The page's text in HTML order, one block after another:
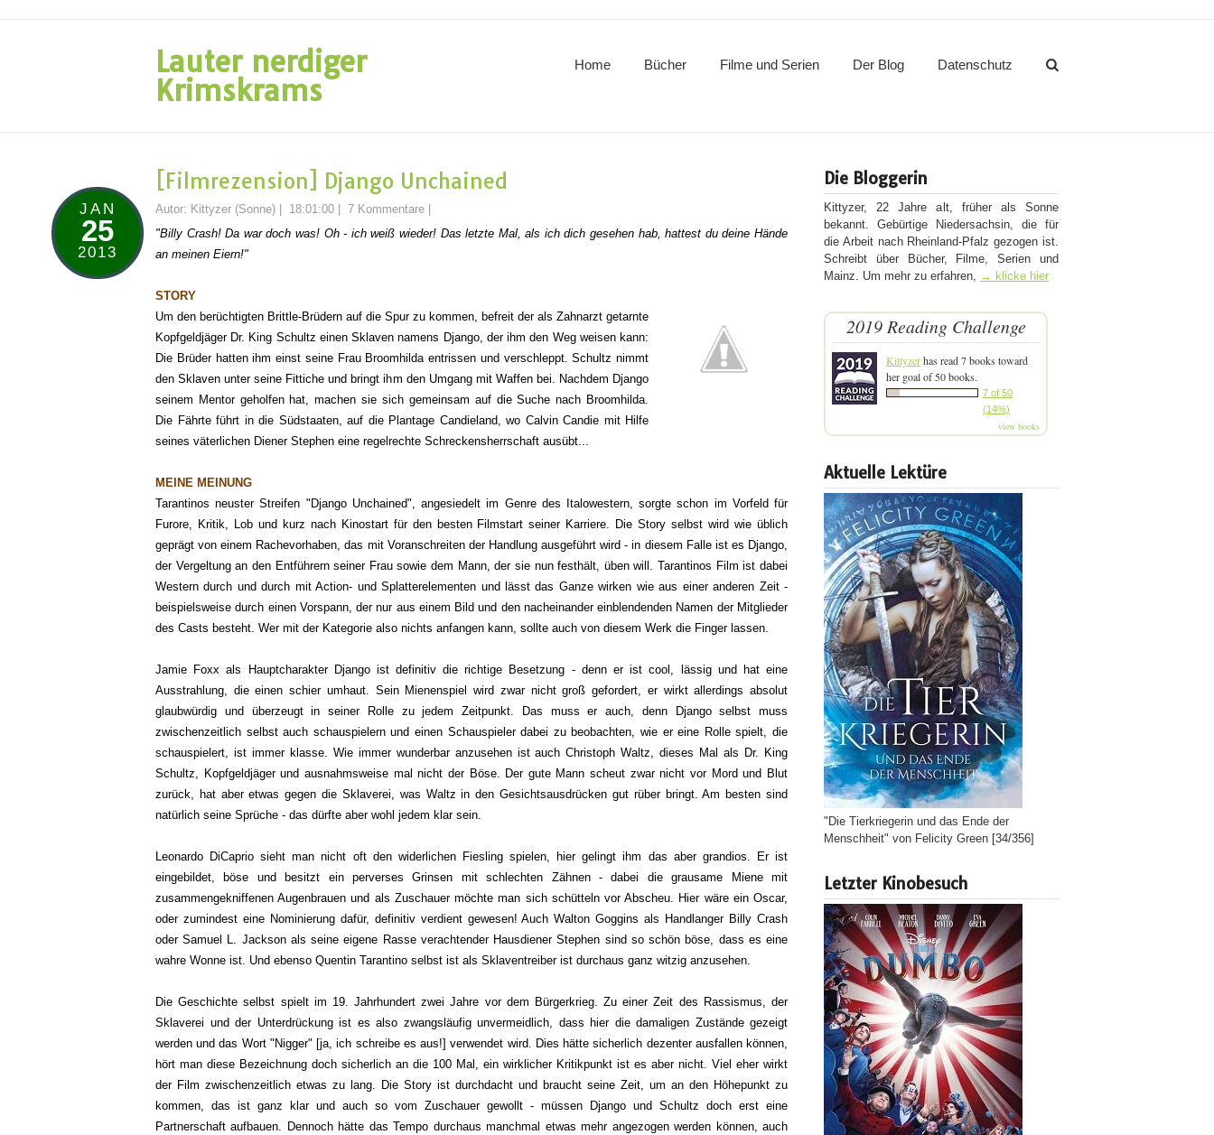
Lauter nerdiger
Krimskrams
Home Bücher Filme und Serien Der Blog Datenschutz
JAN
25
2013
[Filmrezension] Django Unchained
Autor: Kittyzer (Sonne) 18:01:00 7 Kommentare
"Billy Crash! Da war doch was! Oh - ich weiß wieder! Das letzte Mal, als ich dich gesehen hab, hattest du deine Hände
an meinen Eiern!"
STORY
Um den berüchtigten Brittle-Brüdern auf die Spur zu kommen, befreit der als Zahnarzt getarnte
Kopfgeldjäger Dr. King Schultz einen Sklaven namens Django, der ihm den Weg weisen kann:
Die Brüder hatten ihm einst seine Frau Broomhilda entrissen und verschleppt. Schultz nimmt
den Sklaven unter seine Fittiche und bringt ihm den Umgang mit Waffen bei. Nachdem Django
seinem Mentor geholfen hat, machen sie sich gemeinsam auf die Suche nach Broomhilda.
Die Fährte führt in die Südstaaten, auf die Plantage Candieland, wo Calvin Candie mit Hilfe
seines väterlichen Diener Stephen eine regelrechte Schreckensherrschaft ausübt...
MEINE MEINUNG
Tarantinos neuster Streifen "Django Unchained", angesiedelt im Genre des Italowestern, sorgte schon im Vorfeld für
Furore, Kritik, Lob und kurz nach Kinostart für den besten Filmstart seiner Karriere. Die Story selbst wird wie üblich
geprägt von einem Rachevorhaben, das mit Voranschreiten der Handlung ausgeführt wird - in diesem Falle ist es Django,
der Vergeltung an den Entführern seiner Frau sowie dem Mann, der sie nun festhält, üben will. Tarantinos Film ist dabei
Western durch und durch mit Action- und Splatterelementen und lässt das Ganze wirken wie aus einer anderen Zeit -
beispielsweise durch einen Vorspann, der nur aus einem Bild und den nacheinander einblendenden Namen der Mitglieder
des Casts besteht. Wer mit der Kategorie also nichts anfangen kann, sollte auch von diesem Werk die Finger lassen.
Jamie Foxx als Hauptcharakter Django ist definitiv die richtige Besetzung - denn er ist cool, lässig und hat eine
Ausstrahlung, die einen schier umhaut. Sein Mienenspiel wird zwar nicht groß gefordert, er wirkt allerdings absolut
glaubwürdig und überzeugt in seiner Rolle zu jedem Zeitpunkt. Das muss er auch, denn Django selbst muss
zwischenzeitlich selbst auch schauspielern und einen Schauspieler dabei zu beobachten, wie er eine Rolle spielt, die
schauspielert, ist immer klasse. Wie immer wunderbar anzusehen ist auch Christoph Waltz, dieses Mal als Dr. King
Schultz, Kopfgeldjäger und ausnahmsweise mal nicht der Böse. Der gute Mann scheut zwar nicht vor Mord und Blut
zurück, hat aber etwas gegen die Sklaverei, was Waltz in den Gesichtsausdrücken gut rüber bringt. Am besten sind
natürlich seine Sprüche - das dürfte aber wohl jedem klar sein.
Leonardo DiCaprio sieht man nicht oft den widerlichen Fiesling spielen, hier gelingt ihm das aber grandios. Er ist
eingebildet, böse und besitzt ein perverses Grinsen mit schlechten Zähnen - dabei die grausame Miene mit
zusammengekniffenen Augenbrauen und als Zuschauer möchte man sich schütteln vor Abscheu. Hier wäre ein Oscar,
oder zumindest eine Nominierung dafür, definitiv verdient gewesen! Auch Walton Goggins als Handlanger Billy Crash
oder Samuel L. Jackson als seine eigene Rasse verachtender Hausdiener Stephen sind so schön böse, dass es eine
wahre Wonne ist. Und ebenso Quentin Tarantino selbst ist als Sklaventreiber ist durchaus ganz witzig anzusehen.
Die Geschichte selbst spielt im 19. Jahrhundert zwei Jahre vor dem Bürgerkrieg. Zu einer Zeit des Rassismus, der
Sklaverei und der Unterdrückung ist es also zwangsläufig unvermeidlich, dass hier die damaligen Zustände gezeigt
werden und das Wort "Nigger" [ja, ich schreibe es aus!] verwendet wird. Dies hätte sicherlich dezenter ausfallen können,
hört man diese Bezeichnung doch sicherlich an die 100 Mal, ein wirklicher Kritikpunkt ist es aber nicht. Viel eher wirkt
der Film zwischenzeitlich etwas zu lang. Die Story ist durchdacht und braucht seine Zeit, um an den Höhepunkt zu
kommen, das ist ganz klar und auch so vom Zuschauer gewollt - müssen Django und Schultz doch erst eine
Partnerschaft aufbauen. Dennoch hätte das Tempo durchaus manchmal etwas mehr angezogen werden können, auch
Die Bloggerin
Kittyzer, 22 Jahre alt, früher als Sonne
bekannt. Gebürtige Niedersachsin, die für
die Arbeit nach Rheinland-Pfalz gezogen ist.
Schreibt über Bücher, Filme, Serien und
Mainz. Um mehr zu erfahren, → klicke hier
2019 Reading Challenge
Kittyzerhas read 7 books toward
her goal of 50 books.
7 of 50
(14%)
view books
Aktuelle Lektüre
"Die Tierkriegerin und das Ende der
Menschheit" von Felicity Green [34/356]
Letzter Kinobesuch